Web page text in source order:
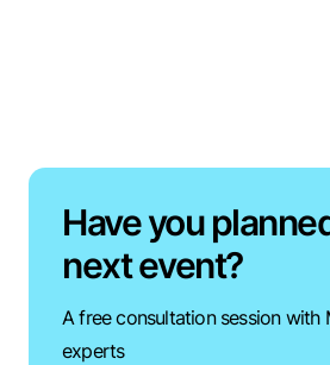
Have you
next event?
A free consultation session with
experts